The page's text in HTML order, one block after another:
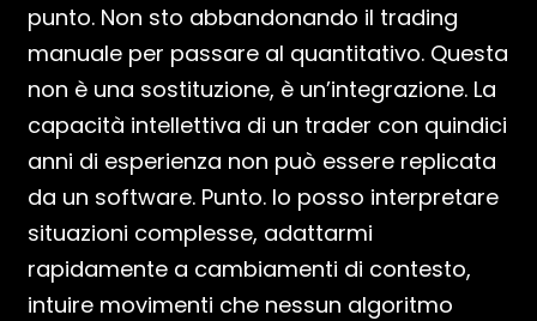
punto. Non sto abbandonando il trading
manuale per passare al quantitativo. Questa
non è una sostituzione, è un’integrazione. La
capacità intellettiva di un trader con quindici
anni di esperienza non può essere replicata
da un software. Punto. Io posso interpretare
situazioni complesse, adattarmi
rapidamente a cambiamenti di contesto,
intuire movimenti che nessun algoritmo